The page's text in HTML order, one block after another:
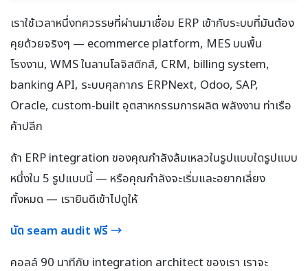
เราใช้เวลาหนึ่งทศวรรษที่ผ่านมาเชื่อม ERP เข้ากับระบบที่มันต้อง
คุยด้วยจริงๆ — ecommerce platform, MES บนพื้น
โรงงาน, WMS ในลานโลจิสติกส์, CRM, billing system,
banking API, ระบบศุลกากร ERPNext, Odoo, SAP,
Oracle, custom-built อุตสาหกรรมการผลิต พลังงาน ท่าเรือ
ค้าปลีก
ถ้า ERP integration ของคุณกำลังล้มเหลวในรูปแบบใดรูปแบบ
หนึ่งใน 5 รูปแบบนี้ — หรือคุณกำลังจะเริ่มและอยากเลี่ยง
ทั้งหมด — เรายินดีเข้าไปดูให้
นัด seam audit ฟรี →
คอลล์ 90 นาทีกับ integration architect ของเรา เราจะ